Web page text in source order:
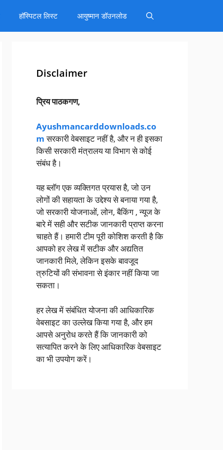
हॉस्पिटल लिस्ट आयुष्मान डॉउनलोड
Disclaimer
प्रिय पाठकगण,
Ayushmancarddownloads.co
mसरकारी वेबसाइट नहीं है, और न ही इसका
किसी सरकारी मंत्रालय या विभाग से कोई
संबंध है।
यह ब्लॉग एक व्यक्तिगत प्रयास है, जो उन
लोगों की सहायता के उद्देश्य से बनाया गया है,
जो सरकारी योजनाओं, लोन, बैकिंग , न्यूज के
बारे में सही और सटीक जानकारी प्राप्त करना
चाहते हैं। हमारी टीम पूरी कोशिश करती है कि
आपको हर लेख में सटीक और अद्यतित
जानकारी मिले, लेकिन इसके बावजूद
त्रुटियों की संभावना से इंकार नहीं किया जा
सकता।
हर लेख में संबंधित योजना की आधिकारिक
वेबसाइट का उल्लेख किया गया है, और हम
आपसे अनुरोध करते हैं कि जानकारी को
सत्यापित करने के लिए आधिकारिक वेबसाइट
का भी उपयोग करें।